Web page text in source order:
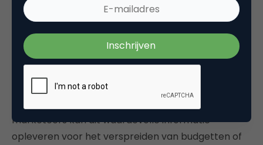
Met een maatwerkrapport is het eenvoudig deze
vragen te beantwoorden. Bovenstaande definitie
leidt tot een rapport met de funnel per maand.
bijvoorbeeld eens naar ontwikkelingen per dag van
marketeers kan dit waardevolle informatie
opleveren voor het verspreiden van budgetten of